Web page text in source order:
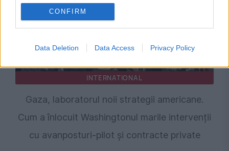
CONFIRM
Data Deletion Data Access Privacy Policy
INTERNATIONAL
Gaza, laboratorul noii strategii americane.
Cum a înlocuit Washingtonul marile intervenții
cu avanposturi-pilot și contracte private